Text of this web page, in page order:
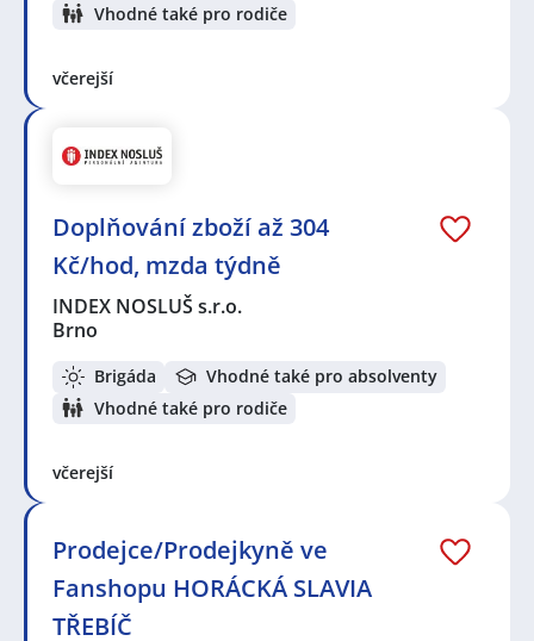
Vhodné také pro rodiče
včerejší
Doplňování zboží až 304
Kč/hod, mzda týdně
INDEX NOSLUŠ s.r.o.
Brno
Brigáda
Vhodné také pro absolventy
Vhodné také pro rodiče
včerejší
Prodejce/Prodejkyně ve
Fanshopu HORÁCKÁ SLAVIA
TŘEBÍČ